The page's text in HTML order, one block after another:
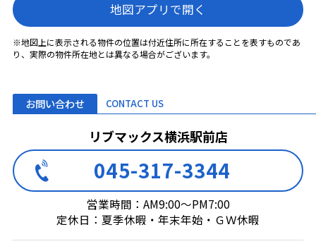
地図アプリで開く
※地図上に表示される物件の位置は付近住所に所在することを表すものであ
り、実際の物件所在地とは異なる場合がございます。
お問い合わせ CONTACT US
リブマックス横浜駅前店
045-317-3344
営業時間：AM9:00～PM7:00
定休日：夏季休暇・年末年始・ＧＷ休暇